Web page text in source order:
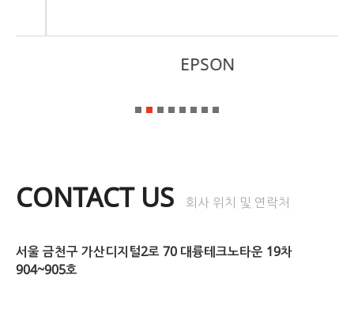
EPSON
CONTACT US 회사 위치 및 연락처
서울 금천구 가산디지털2로 70 대륭테크노타운 19차
904~905호